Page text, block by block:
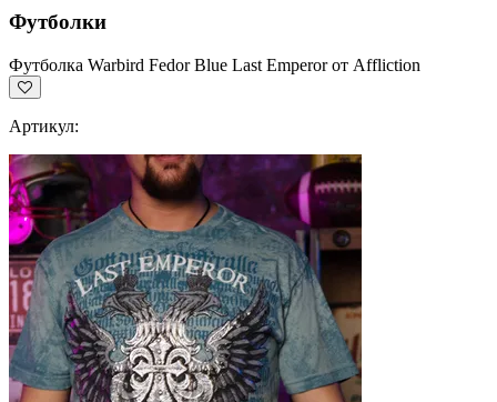
Футболки
Футболка Warbird Fedor Blue Last Emperor от Affliction
Артикул: